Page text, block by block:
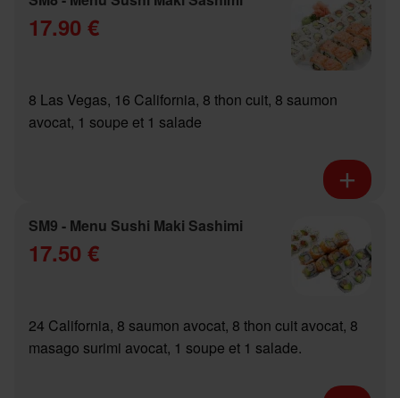
17.90 €
8 Las Vegas, 16 California, 8 thon cuit, 8 saumon
avocat, 1 soupe et 1 salade
SM9 - Menu Sushi Maki Sashimi
17.50 €
24 California, 8 saumon avocat, 8 thon cuit avocat, 8
masago surimi avocat, 1 soupe et 1 salade.